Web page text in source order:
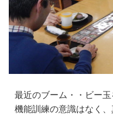
最近のブーム・・ビー
機能訓練の意識はなく